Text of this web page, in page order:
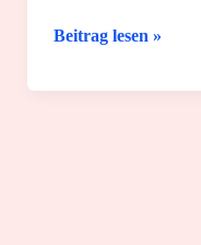
Fußbad
3
Beitrag lesen »